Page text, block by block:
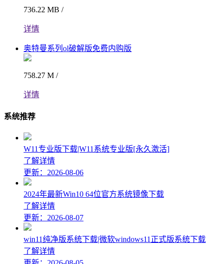
736.22 MB /
详情
奥特曼系列ol破解版免费内购版
758.27 M /
详情
系统推荐
W11专业版下载|W11系统专业版[永久激活]
了解详情
更新：2026-08-06
2024年最新Win10 64位官方系统镜像下载
了解详情
更新：2026-08-07
win11纯净版系统下载|微软windows11正式版系统下载
了解详情